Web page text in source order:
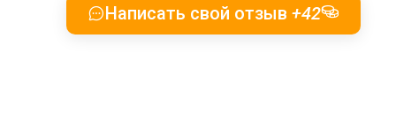
Написать свой отзыв +42